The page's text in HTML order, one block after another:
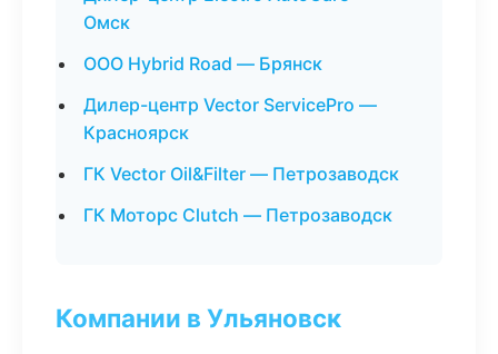
Омск
ООО Hybrid Road — Брянск
Дилер-центр Vector ServicePro —
Красноярск
ГК Vector Oil&Filter — Петрозаводск
ГК Моторс Clutch — Петрозаводск
Компании в Ульяновск